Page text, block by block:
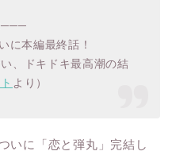
───
に本編最終話！
、ドキドキ最高潮の結
より）
いに「恋と弾丸」完結し